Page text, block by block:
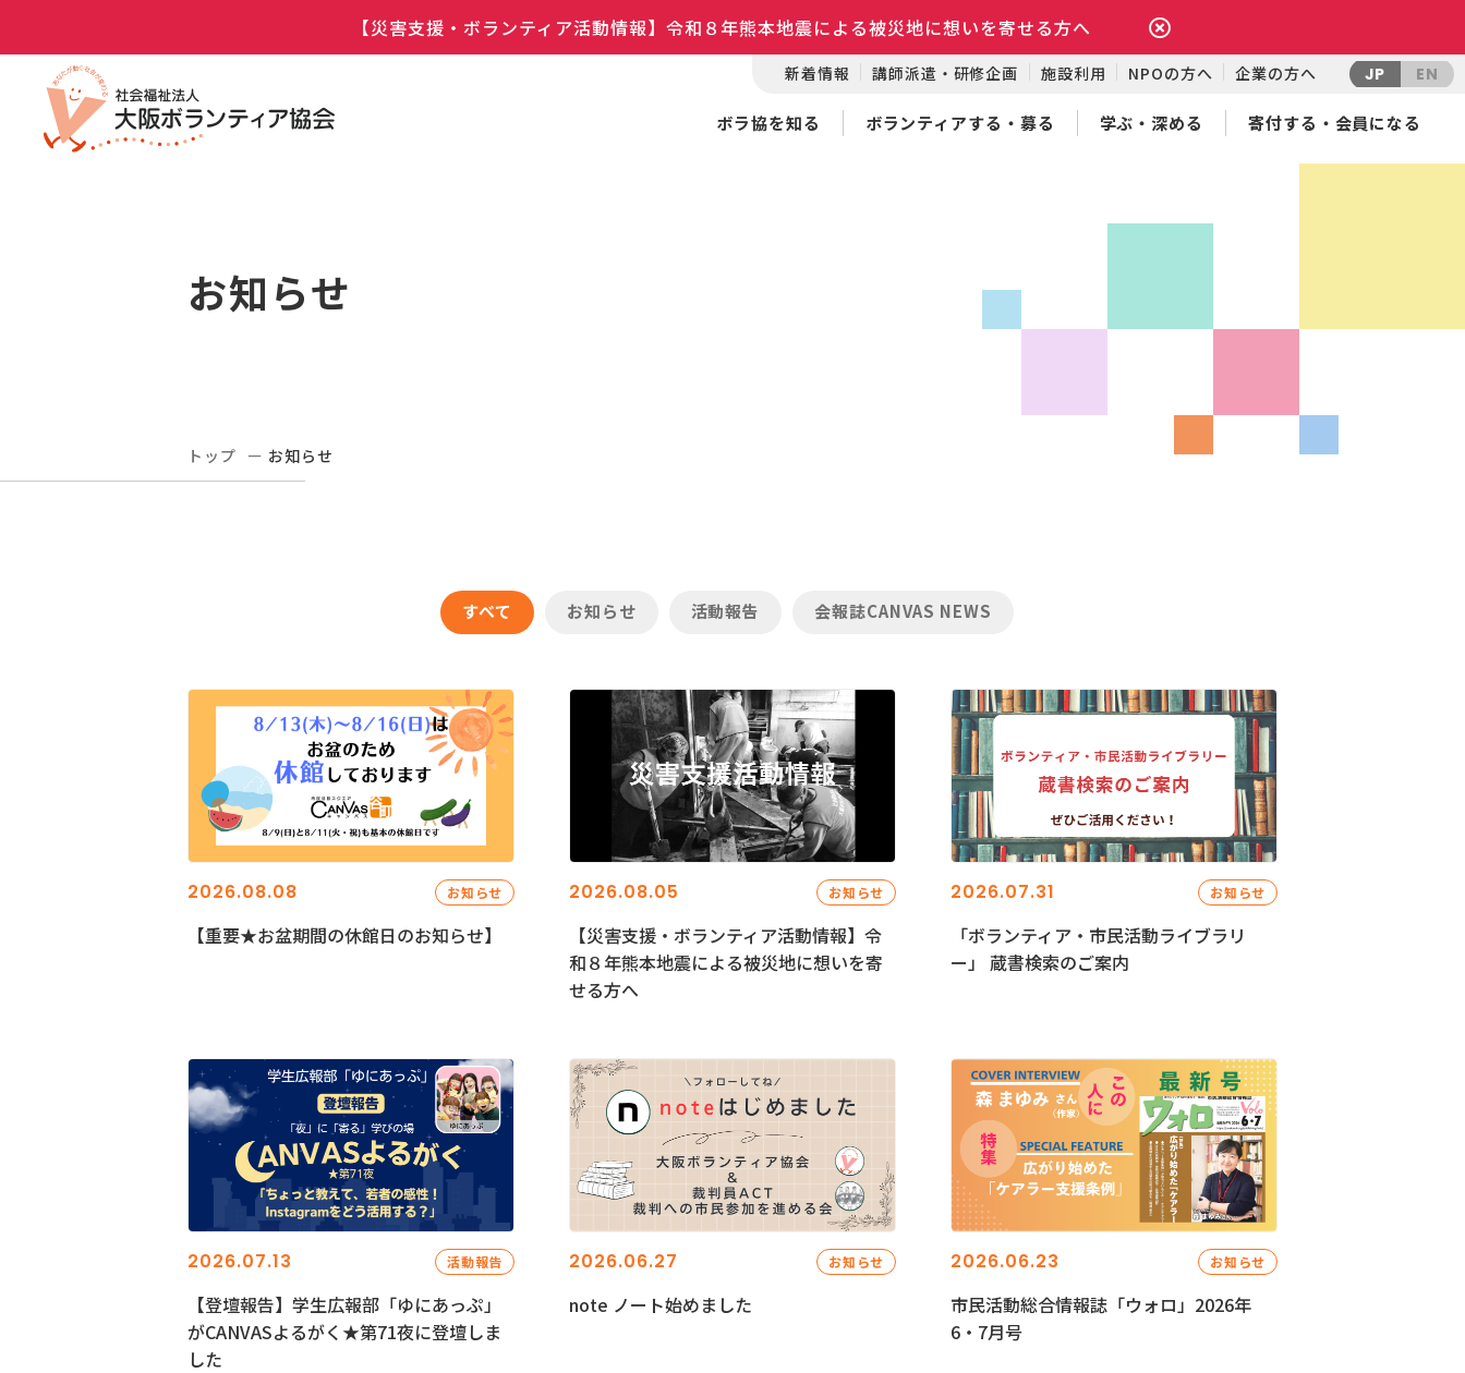
【災害支援・ボランティア活動情報】令和８年熊本地震による被災地に想いを寄せる方へ
新着情報 講師派遣・研修企画 施設利用 NPOの方へ 企業の方へ JP EN
ボラ協を知る ボランティアする・募る 学ぶ・深める 寄付する・会員になる
お知らせ
トップ お知らせ
すべて お知らせ 活動報告 会報誌CANVAS NEWS
2026.08.08 お知らせ
【重要★お盆期間の休館日のお知らせ】
2026.08.05 お知らせ
【災害支援・ボランティア活動情報】令
和８年熊本地震による被災地に想いを寄
せる方へ
2026.07.31 お知らせ
「ボランティア・市民活動ライブラリ
ー」 蔵書検索のご案内
2026.07.13 活動報告
【登壇報告】学生広報部「ゆにあっぷ」
がCANVASよるがく★第71夜に登壇しま
した
2026.06.27 お知らせ
note ノート始めました
2026.06.23 お知らせ
市民活動総合情報誌「ウォロ」2026年
6・7月号